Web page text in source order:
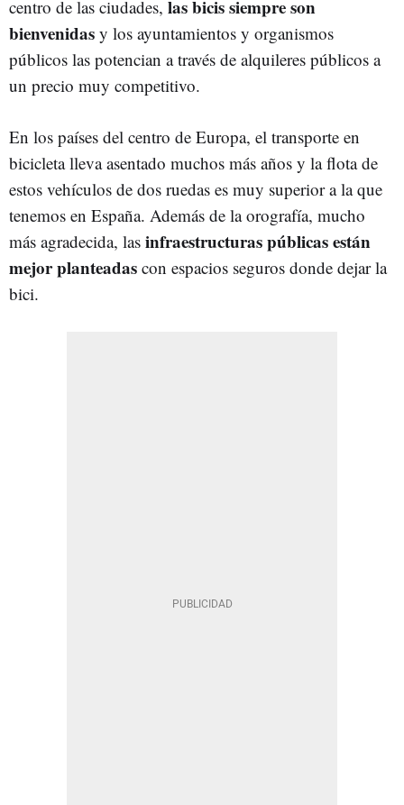
centro de las ciudades, las bicis siempre son
bienvenidas y los ayuntamientos y organismos
públicos las potencian a través de alquileres públicos a
un precio muy competitivo.
En los países del centro de Europa, el transporte en
bicicleta lleva asentado muchos más años y la flota de
estos vehículos de dos ruedas es muy superior a la que
tenemos en España. Además de la orografía, mucho
más agradecida, las infraestructuras públicas están
mejor planteadas con espacios seguros donde dejar la
bici.